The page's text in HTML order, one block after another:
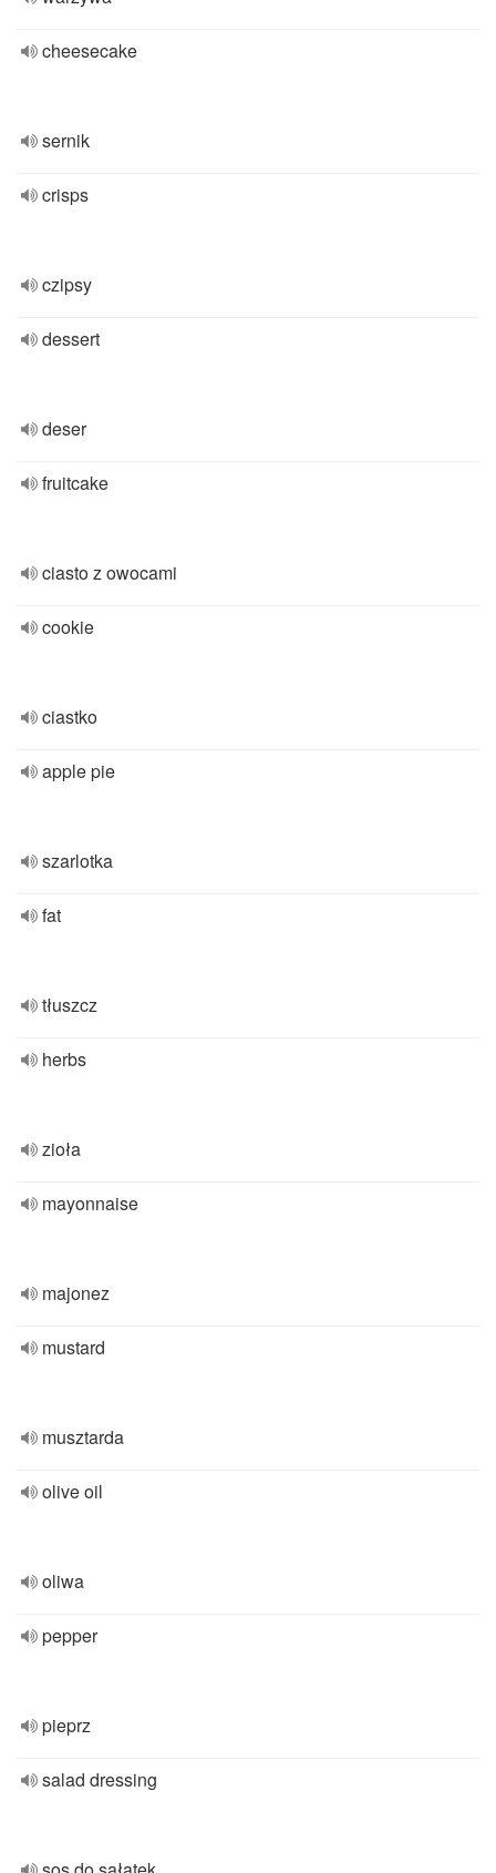
cheesecake
sernik
crisps
czipsy
dessert
deser
fruitcake
ciasto z owocami
cookie
ciastko
apple pie
szarlotka
fat
tłuszcz
herbs
zioła
mayonnaise
majonez
mustard
musztarda
olive oil
oliwa
pepper
pieprz
salad dressing